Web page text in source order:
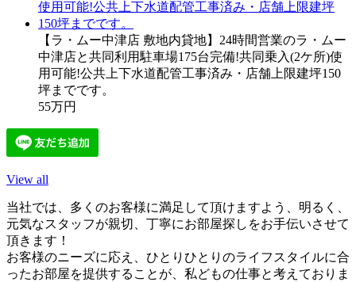
【ラ・ムー中津店 敷地内貸地】24時間営業のラ・ムー
中津店と共同利用駐車場175台完備!共同乗入(2ケ所)使
用可能!公共上下水道配管工事済み・店舗上限建坪150
坪までです。
55万円
View all
当社では、多くのお客様に満足して頂けますよう、明るく、
元気なスタッフが親切、丁寧にお部屋探しをお手伝いさせて
頂きます！
お客様のニーズに応え、ひとりひとりのライフスタイルに合
ったお部屋を提供することが、私どもの仕事と考えておりま